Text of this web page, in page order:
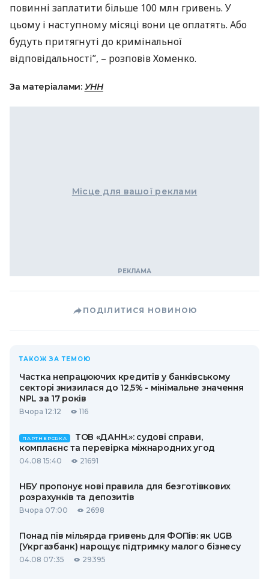
повинні заплатити більше 100 млн гривень. У
цьому і наступному місяці вони це оплатять. Або
будуть притягнуті до кримінальної
відповідальності”, – розповів Хоменко.
За матеріалами: УНН
Місце для вашої реклами
ПОДІЛИТИСЯ НОВИНОЮ
ТАКОЖ ЗА ТЕМОЮ
Частка непрацюючих кредитів у банківському
секторі знизилася до 12,5% - мінімальне значення
NPL за 17 років
Вчора 12:12 116
ПАРТНЕРСЬКА
ТОВ «ДАНН.»: судові справи,
комплаєнс та перевірка міжнародних угод
04.08 15:40 21691
НБУ пропонує нові правила для безготівкових
розрахунків та депозитів
Вчора 07:00 2698
Понад пів мільярда гривень для ФОПів: як UGB
(Укргазбанк) нарощує підтримку малого бізнесу
04.08 07:35 29395